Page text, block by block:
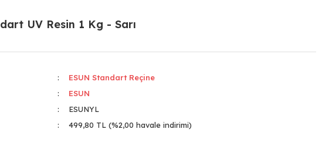
UV Resin 1 Kg - Sarı
ESUN Standart Reçine
ESUN
ESUNYL
499,80 TL (%2,00 havale indirimi)